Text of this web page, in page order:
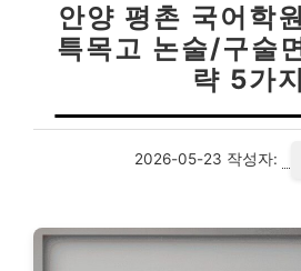
안양 평촌 국어학
특목고 논술/구술
략 5가지
2026-05-23 작성자: